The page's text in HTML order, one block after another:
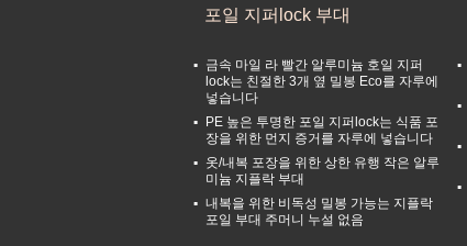
포일 지퍼lock 부대
금속 마일 라 빨간 알루미늄 호일 지퍼
lock는 친절한 3개 옆 밀봉 Eco를 자루에
넣습니다
PE 높은 투명한 포일 지퍼lock는 식품 포
장을 위한 먼지 증거를 자루에 넣습니다
옷/내복 포장을 위한 상한 유행 작은 알루
미늄 지플락 부대
내복을 위한 비독성 밀봉 가능는 지플락
포일 부대 주머니 누설 없음